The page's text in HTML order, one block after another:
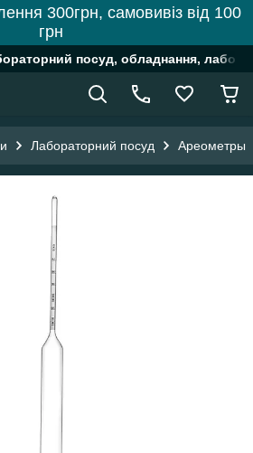
300грн, самовивіз від 100
грн
посуд, обладнання,
Лабораторний посуд Ареометры